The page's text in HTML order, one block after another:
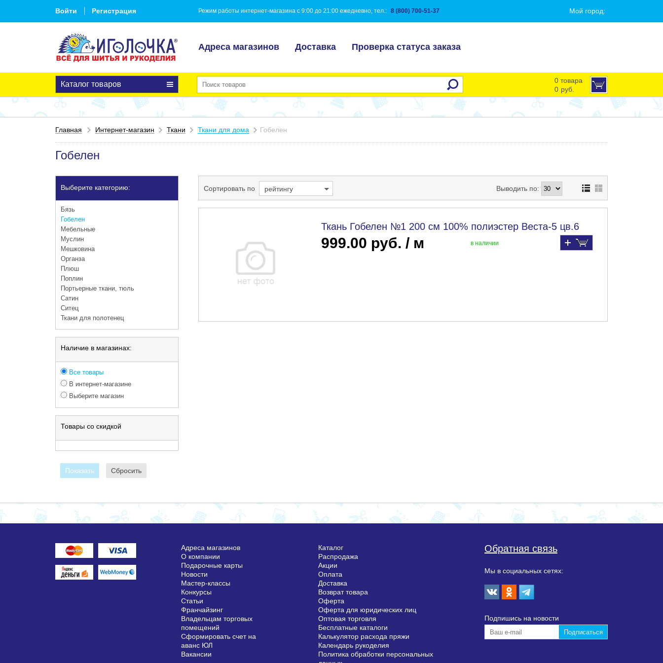
Войти Регистрация Режим работы интернет-магазина с 9:00 до 21:00 ежедневно, тел.: 8 (800) 700-51-37 Мой город:
Адреса магазинов Доставка Проверка статуса заказа
Каталог товаров
0 товара
0 руб.
Главная Интернет-магазин Ткани Ткани для дома Гобелен
Гобелен
Выберите категорию:
Бязь
Гобелен
Мебельные
Муслин
Мешковина
Органза
Плюш
Поплин
Портьерные ткани, тюль
Сатин
Ситец
Ткани для полотенец
Наличие в магазинах:
Все товары
В интернет-магазине
Выберите магазин
Товары со скидкой
Показать Сбросить
Сортировать по рейтингу Выводить по:
Ткань Гобелен №1 200 см 100% полиэстер Веста-5 цв.6
999.00 руб. / м в наличии
Адреса магазинов
О компании
Подарочные карты
Новости
Мастер-классы
Конкурсы
Статьи
Франчайзинг
Владельцам торговых
помещений
Сформировать счет на
аванс ЮЛ
Вакансии
Каталог
Распродажа
Акции
Оплата
Доставка
Возврат товара
Оферта
Оферта для юридических лиц
Оптовая торговля
Бесплатные каталоги
Калькулятор расхода пряжи
Календарь рукоделия
Политика обработки персональных
Обратная связь
Мы в социальных сетях:
Подпишиcь на новости